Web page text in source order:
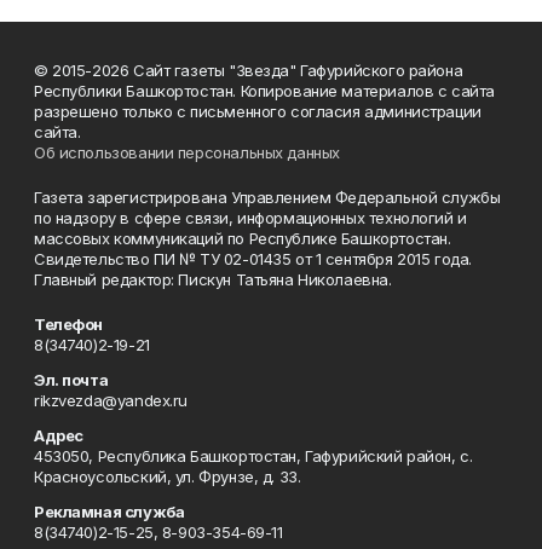
© 2015-2026 Сайт газеты "Звезда" Гафурийского района
Республики Башкортостан. Копирование материалов с сайта
разрешено только с письменного согласия администрации
сайта.
Об использовании персональных данных
Газета зарегистрирована Управлением Федеральной службы
по надзору в сфере связи, информационных технологий и
массовых коммуникаций по Республике Башкортостан.
Свидетельство ПИ № ТУ 02-01435 от 1 сентября 2015 года.
Главный редактор: Пискун Татьяна Николаевна.
Телефон
8(34740)2-19-21
Эл. почта
rikzvezda@yandex.ru
Адрес
453050, Республика Башкортостан, Гафурийский район, с.
Красноусольский, ул. Фрунзе, д. 33.
Рекламная служба
8(34740)2-15-25, 8-903-354-69-11